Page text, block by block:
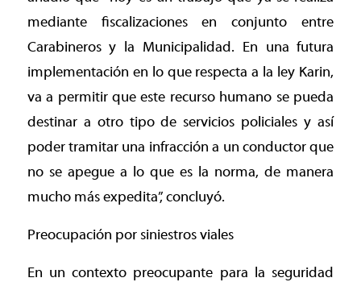
mediante fiscalizaciones en conjunto entre
Carabineros y la Municipalidad. En una futura
implementación en lo que respecta a la ley Karin,
va a permitir que este recurso humano se pueda
destinar a otro tipo de servicios policiales y así
poder tramitar una infracción a un conductor que
no se apegue a lo que es la norma, de manera
mucho más expedita”, concluyó.
Preocupación por siniestros viales
En un contexto preocupante para la seguridad